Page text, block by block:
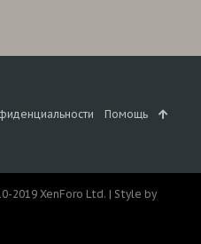
Помощь
2019 XenForo Ltd. | Style by